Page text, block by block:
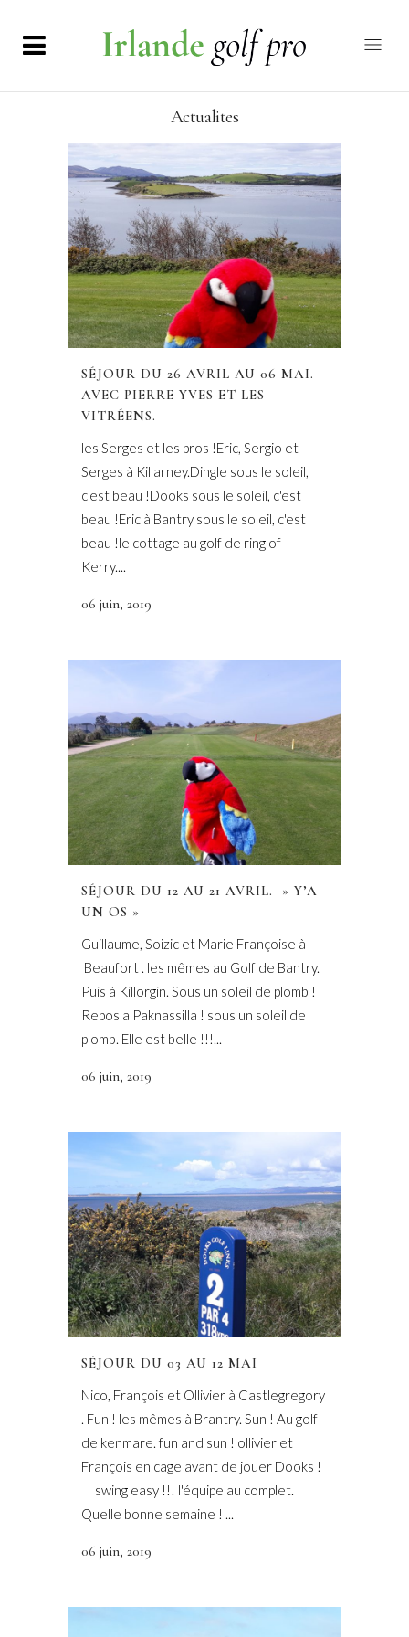
Actualites
SÉJOUR DU 26 AVRIL AU 06 MAI.
AVEC PIERRE YVES ET LES
VITRÉENS.
les Serges et les pros !Eric, Sergio et
Serges à Killarney.Dingle sous le soleil,
c'est beau !Dooks sous le soleil, c'est
beau !Eric à Bantry sous le soleil, c'est
beau !le cottage au golf de ring of
Kerry....
06 juin, 2019
SÉJOUR DU 12 AU 21 AVRIL. » Y’A
UN OS »
Guillaume, Soizic et Marie Françoise à
Beaufort . les mêmes au Golf de Bantry.
Puis à Killorgin. Sous un soleil de plomb !
Repos a Paknassilla ! sous un soleil de
plomb. Elle est belle !!!...
06 juin, 2019
SÉJOUR DU 03 AU 12 MAI
Nico, François et Ollivier à Castlegregory
. Fun ! les mêmes à Brantry. Sun ! Au golf
de kenmare. fun and sun ! ollivier et
François en cage avant de jouer Dooks !
swing easy !!! l'équipe au complet.
Quelle bonne semaine ! ...
06 juin, 2019